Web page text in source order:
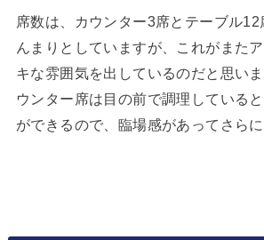
席数は、カウンター3席とテーブル
んまりとしていますが、これがまた
キな雰囲気を出しているのだと思い
ウンター席は目の前で調理している
ができるので、臨場感があってさらに